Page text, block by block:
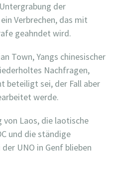
der
Verbrechen, das mit
geahndet wird.
Town, Yangs chinesischer
Nachfragen,
beteiligt sei, der Fall aber
werde.
von Laos, die laotische
und die ständige
UNO in Genf blieben